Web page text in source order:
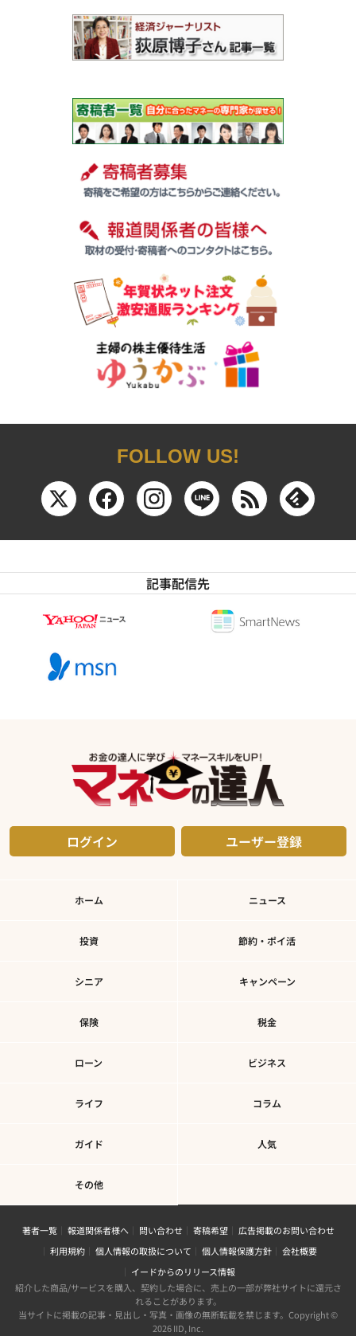
FOLLOW US!
記事配信先
ログイン ユーザー登録
ホーム ニュース
投資 節約・ポイ活
シニア キャンペーン
保険 税金
ローン ビジネス
ライフ コラム
ガイド 人気
その他
著者一覧 報道関係者様へ 問い合わせ 寄稿希望
広告掲載のお問い合わせ
利用規約
個人情報の取扱について 個人情報保護方針
会社概要
イードからのリリース情報
紹介した商品/サービスを購入、契約した場合に、売上の一部が弊社サイトに還元さ
れることがあります。
当サイトに掲載の記事・見出し・写真・画像の無断転載を禁じます。Copyright ©
2026 IID, Inc.